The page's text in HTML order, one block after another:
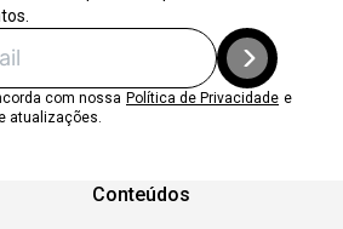
com nossa Política de Privacidade e
atualizações.
Conteúdos